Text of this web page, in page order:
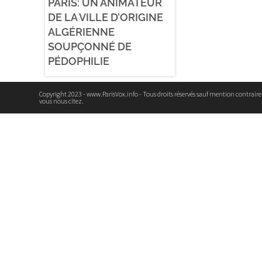
PARIS: UN ANIMATEUR
DE LA VILLE D’ORIGINE
ALGÉRIENNE
SOUPÇONNÉ DE
PÉDOPHILIE
Copyright 2023 - www.ParisVox.info - Tous droits réservés sauf mention
vous nous citez.